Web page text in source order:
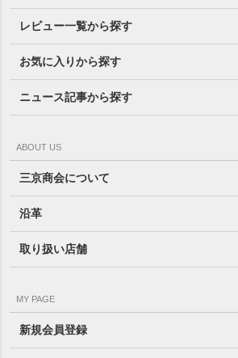
レビュー一覧から探す
お気に入りから探す
ニュース記事から探す
ABOUT US
三京商会について
沿革
取り扱い店舗
MY PAGE
新規会員登録